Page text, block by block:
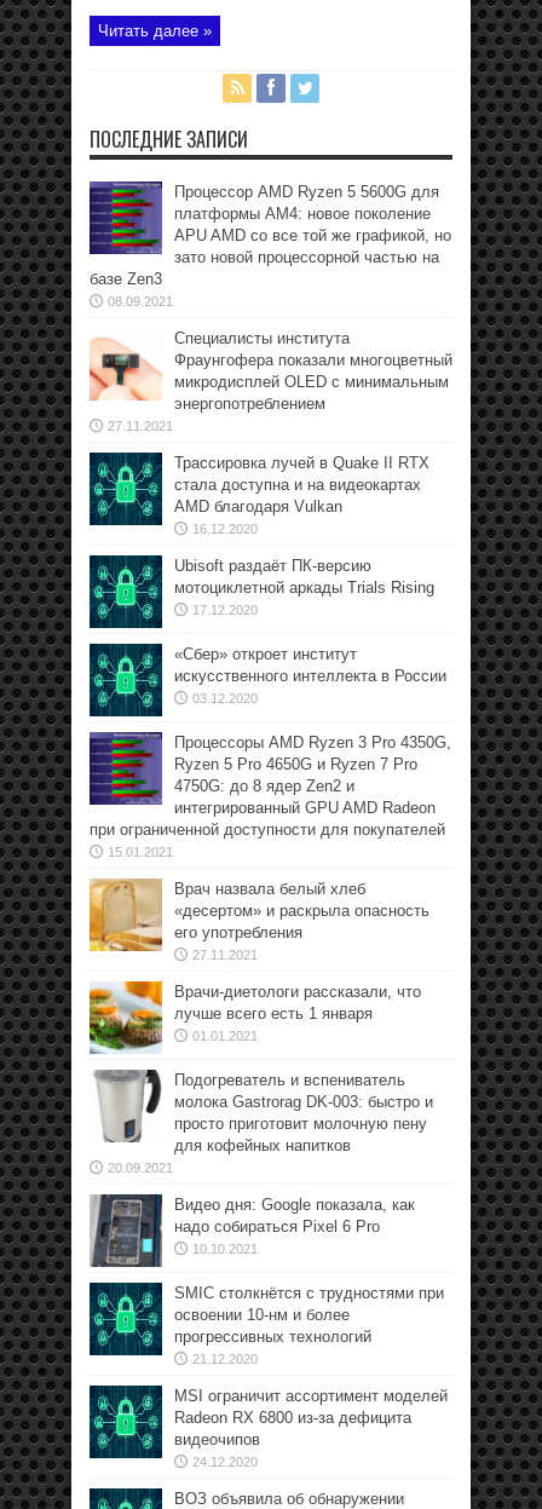
Читать далее »
ПОСЛЕДНИЕ ЗАПИСИ
Процессор AMD Ryzen 5 5600G для
платформы АМ4: новое поколение
APU AMD со все той же графикой, но
зато новой процессорной частью на
базе Zen3
08.09.2021
Специалисты института
Фраунгофера показали многоцветный
микродисплей OLED с минимальным
энергопотреблением
27.11.2021
Трассировка лучей в Quake II RTX
стала доступна и на видеокартах
AMD благодаря Vulkan
16.12.2020
Ubisoft раздаёт ПК-версию
мотоциклетной аркады Trials Rising
17.12.2020
«Сбер» откроет институт
искусственного интеллекта в России
03.12.2020
Процессоры AMD Ryzen 3 Pro 4350G,
Ryzen 5 Pro 4650G и Ryzen 7 Pro
4750G: до 8 ядер Zen2 и
интегрированный GPU AMD Radeon
при ограниченной доступности для покупателей
15.01.2021
Врач назвала белый хлеб
«десертом» и раскрыла опасность
его употребления
27.11.2021
Врачи-диетологи рассказали, что
лучше всего есть 1 января
01.01.2021
Подогреватель и вспениватель
молока Gastrorag DK-003: быстро и
просто приготовит молочную пену
для кофейных напитков
20.09.2021
Видео дня: Google показала, как
надо собираться Pixel 6 Pro
10.10.2021
SMIC столкнётся с трудностями при
освоении 10-нм и более
прогрессивных технологий
21.12.2020
MSI ограничит ассортимент моделей
Radeon RX 6800 из-за дефицита
видеочипов
24.12.2020
ВОЗ объявила об обнаружении